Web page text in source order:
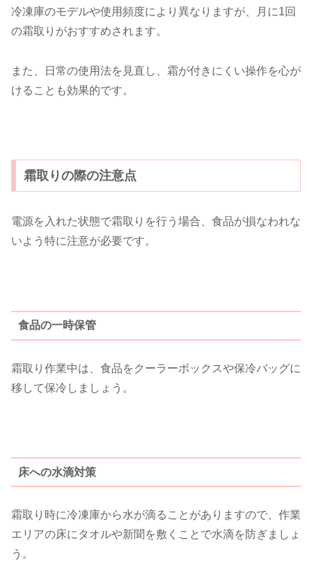
冷凍庫のモデルや使用頻度により異なりますが、月に1回
の霜取りがおすすめされます。
また、日常の使用法を見直し、霜が付きにくい操作を心が
けることも効果的です。
霜取りの際の注意点
電源を入れた状態で霜取りを行う場合、食品が損なわれな
いよう特に注意が必要です。
食品の一時保管
霜取り作業中は、食品をクーラーボックスや保冷バッグに
移して保冷しましょう。
床への水滴対策
霜取り時に冷凍庫から水が滴ることがありますので、作業
エリアの床にタオルや新聞を敷くことで水滴を防ぎましょ
う。